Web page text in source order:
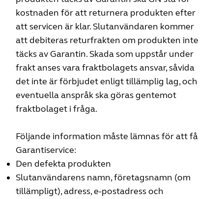
kostnaden för att returnera produkten efter
att servicen är klar. Slutanvändaren kommer
att debiteras returfrakten om produkten inte
täcks av Garantin. Skada som uppstår under
frakt anses vara fraktbolagets ansvar, såvida
det inte är förbjudet enligt tillämplig lag, och
eventuella anspråk ska göras gentemot
fraktbolaget i fråga.
Följande information måste lämnas för att få
Garantiservice:
Den defekta produkten
Slutanvändarens namn, företagsnamn (om
tillämpligt), adress, e-postadress och